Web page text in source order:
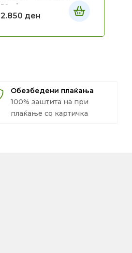
50ml
2.850 ден
Обезбедени плаќања
100% заштита на при
плаќање со картичка